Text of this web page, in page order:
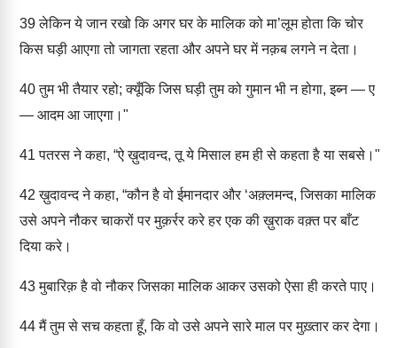
39लेकिन ये जान रखो कि अगर घर के मालिक को मा’लूम होता कि चोर
किस घड़ी आएगा तो जागता रहता और अपने घर में नक़ब लगने न देता।
40तुम भी तैयार रहो; क्यूँकि जिस घड़ी तुम को गुमान भी न होगा, इब्न — ए
— आदम आ जाएगा।"
41 पतरस ने कहा, “ऐ ख़ुदावन्द, तू ये मिसाल हम ही से कहता है या सबसे।"
42 ख़ुदावन्द ने कहा, “कौन है वो ईमानदार और ‘अक़्लमन्द, जिसका मालिक
उसे अपने नौकर चाकरों पर मुक़र्रर करे हर एक की ख़ुराक वक़्त पर बाँट
दिया करे।
43मुबारिक़ है वो नौकर जिसका मालिक आकर उसको ऐसा ही करते पाए।
44मैं तुम से सच कहता हूँ, कि वो उसे अपने सारे माल पर मुख़्तार कर देगा।